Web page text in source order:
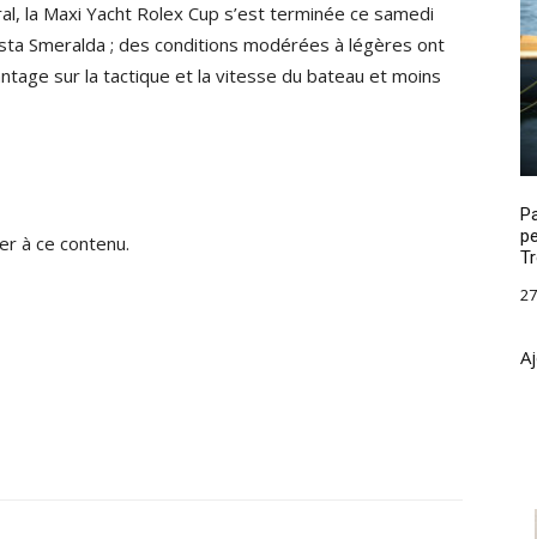
la Maxi Yacht Rolex Cup s’est terminée ce samedi
Smeralda ; des conditions modérées à légères ont
sur la tactique et la vitesse du bateau et moins
à ce contenu.